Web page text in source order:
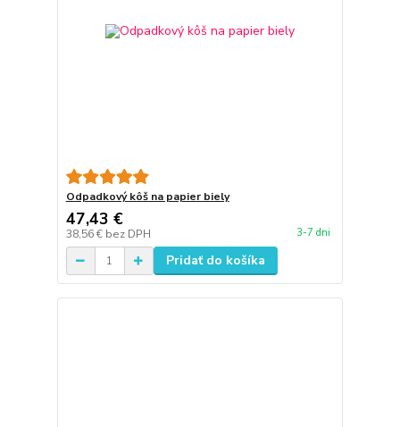
Odpadkový kôš na papier biely
47,43 €
38,56 € bez DPH 3-7 dni
Pridať do košíka